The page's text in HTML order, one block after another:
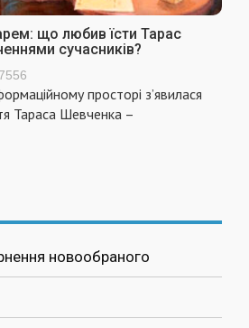
що любив їсти Тарас
сучасників?
просторі з’явилася
Тараса Шевченка –
новообраного